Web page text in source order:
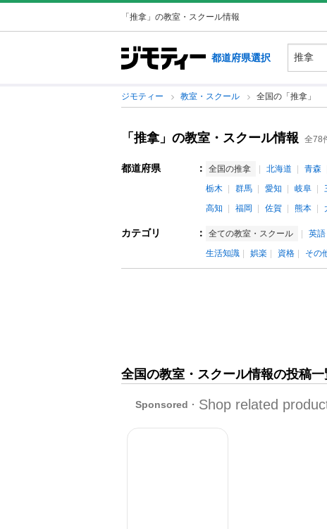
「推拿」の教室・スクール情報
都道府県選択
ジモティー 教室・スクール 全国の「推拿」
「推拿」の教室・スクール情報 全78
都道府県 ： 全国の推拿 北海道 青森
栃木
群馬 愛知 岐阜
高知
福岡 佐賀 熊本
カテゴリ ： 全ての教室・スクール 英語
生活知識
娯楽 資格 その
全国の教室・スクール情報の投稿一